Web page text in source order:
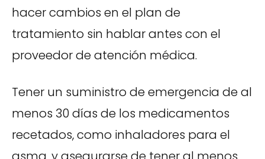
hacer cambios en el plan de
tratamiento sin hablar antes con el
proveedor de atención médica.
Tener un suministro de emergencia de al
menos 30 días de los medicamentos
recetados, como inhaladores para el